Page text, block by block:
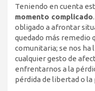
Teniendo en cuenta
momento complicado
obligado a afrontar
quedado más remedio
comunitaria; se nos ha
cualquier gesto de
enfrentarnos a la
pérdida de libertad o la